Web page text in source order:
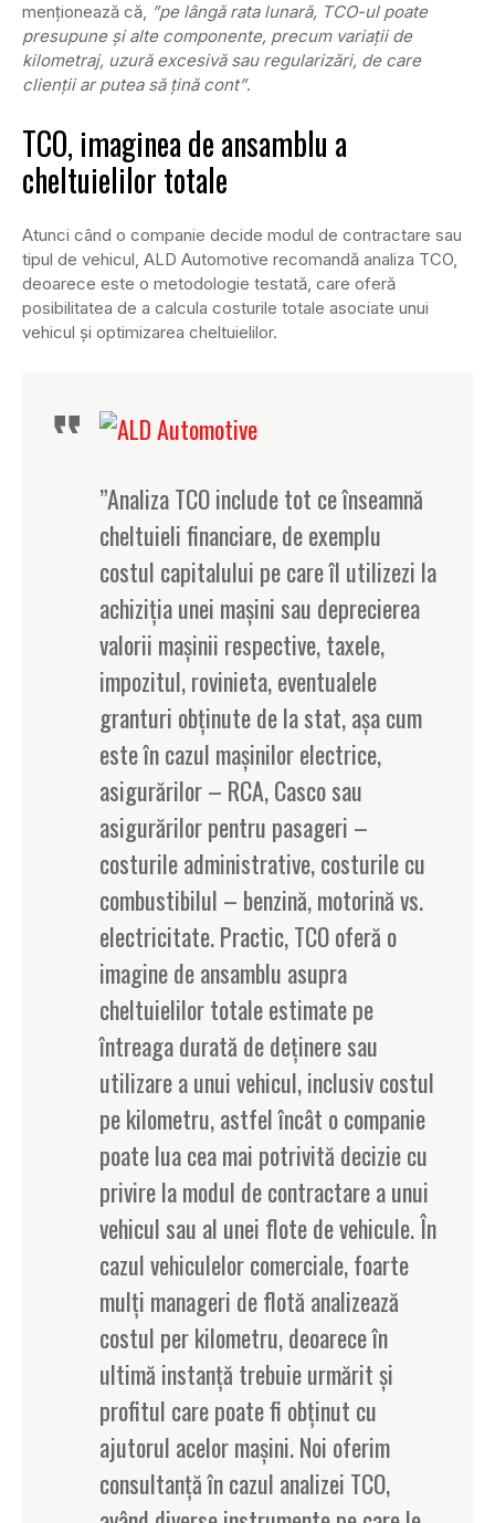
menționează că, ”pe lângă rata lunară, TCO-ul poate
presupune și alte componente, precum variații de
kilometraj, uzură excesivă sau regularizări, de care
clienții ar putea să țină cont”.
TCO, imaginea de ansamblu a
cheltuielilor totale
Atunci când o companie decide modul de contractare sau
tipul de vehicul, ALD Automotive recomandă analiza TCO,
deoarece este o metodologie testată, care oferă
posibilitatea de a calcula costurile totale asociate unui
vehicul și optimizarea cheltuielilor.
”Analiza TCO include tot ce înseamnă
cheltuieli financiare, de exemplu
costul capitalului pe care îl utilizezi la
achiziția unei mașini sau deprecierea
valorii mașinii respective, taxele,
impozitul, rovinieta, eventualele
granturi obținute de la stat, așa cum
este în cazul mașinilor electrice,
asigurărilor – RCA, Casco sau
asigurărilor pentru pasageri –
costurile administrative, costurile cu
combustibilul – benzină, motorină vs.
electricitate. Practic, TCO oferă o
imagine de ansamblu asupra
cheltuielilor totale estimate pe
întreaga durată de deținere sau
utilizare a unui vehicul, inclusiv costul
pe kilometru, astfel încât o companie
poate lua cea mai potrivită decizie cu
privire la modul de contractare a unui
vehicul sau al unei flote de vehicule. În
cazul vehiculelor comerciale, foarte
mulți manageri de flotă analizează
costul per kilometru, deoarece în
ultimă instanță trebuie urmărit și
profitul care poate fi obținut cu
ajutorul acelor mașini. Noi oferim
consultanță în cazul analizei TCO,